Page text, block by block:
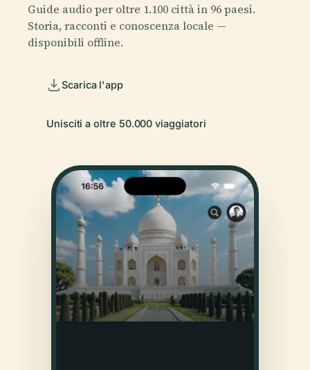
Guide audio per oltre 1.100 città in 96 paesi.
Storia, racconti e conoscenza locale —
disponibili offline.
Scarica l'app
Unisciti a oltre 50.000 viaggiatori